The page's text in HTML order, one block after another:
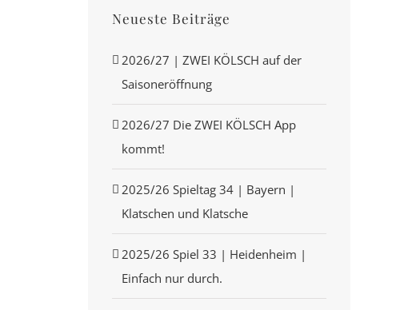
Neueste Beiträge
2026/27 | ZWEI KÖLSCH auf der
Saisoneröffnung
2026/27 Die ZWEI KÖLSCH App
kommt!
2025/26 Spieltag 34 | Bayern |
Klatschen und Klatsche
2025/26 Spiel 33 | Heidenheim |
Einfach nur durch.